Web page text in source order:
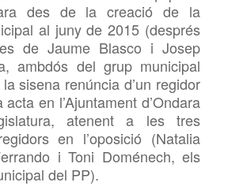
des de la creació de la
al juny de 2015 (després
de Jaume Blasco i Josep
ambdós del grup municipal
sisena renúncia d’un regidor
en l’Ajuntament d’Ondara
atenent a les tres
en l’oposició (Natalia
i Toni Doménech, els
del PP).